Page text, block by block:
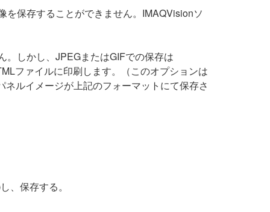
保存することができません。IMAQVisionソ
。しかし、JPEGまたはGIFでの保存は
ファイルに印刷します。（このオプションは
ルイメージが上記のフォーマットにて保存さ
、保存する。